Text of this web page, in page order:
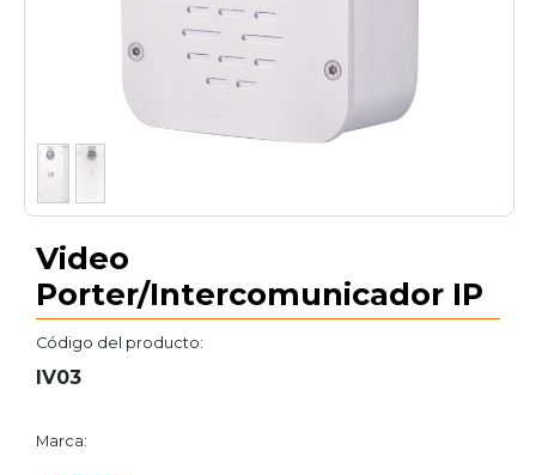
Video
Porter/Intercomunicador IP
Código del producto:
IV03
Marca: